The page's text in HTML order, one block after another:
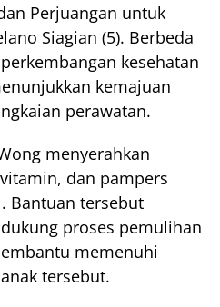
Perjuangan untuk
Siagian (5). Berbeda
kesehatan
kemajuan
perawatan.
menyerahkan
dan pampers
Bantuan tersebut
proses pemulihan
memenuhi
tersebut.